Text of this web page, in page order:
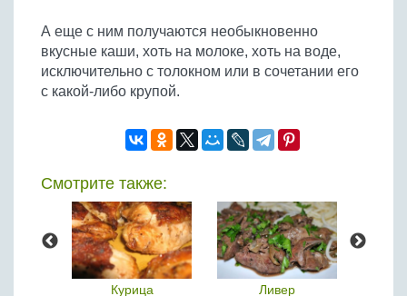
А еще с ним получаются необыкновенно
вкусные каши, хоть на молоке, хоть на воде,
исключительно с толокном или в сочетании его
с какой-либо крупой.
Смотрите также:
Курица Ливер